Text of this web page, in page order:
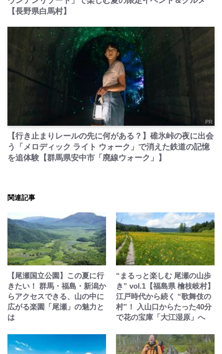
【長野県白馬村】
PR
【行き止まりレールの先に何がある？】碓氷峠の夜に出会
う「メロディック ライト ウォーク」で消えた鉄道の記憶
を追体験【群馬県安中市「廃線ウォーク」】
関連記事
【尾瀬国立公園】この夏に行
きたい！ 群馬・福島・新潟か
らアクセスできる、山の中に
広がる楽園「尾瀬」の魅力と
は
“まるっと楽しむ 尾瀬の山歩
き” vol.1【福島県 檜枝岐村】
江戸時代から続く “歌舞伎の
村”！ 入山口からたった40分
で花の宝庫「大江湿原」へ